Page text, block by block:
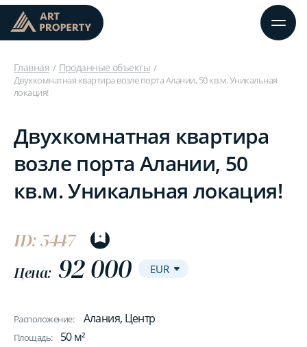
Главная Проданные объекты
Двухкомнатная квартира возле порта Алании, 50 кв.м. Уникальная
локация!
Двухкомнатная квартира
возле порта Алании, 50
кв.м. Уникальная локация!
ID: 5447
Цена: 92 000
Расположение: Алания, Центр
Площадь: 50 м²